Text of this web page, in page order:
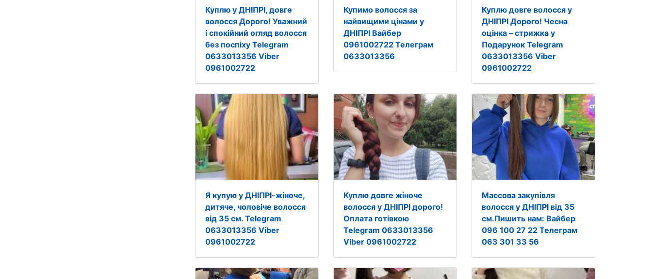
Куплю у ДНІПРІ, довге
волосся Дорого! Уважний
і спокійний огляд волосся
без поспіху Telegram
0633013356 Viber
0961002722
Купимо волосся за
найвищими цінами у
ДНІПРІ Вайбер
0961002722 Телеграм
0633013356
Куплю довге волосся у
ДНІПРІ Дорого! Чесна
оцінка – стрижка у
Подарунок Telegram
0633013356 Viber
0961002722
Я купую у ДНІПРІ-жіноче,
дитяче, чоловіче волосся
від 35 см. Telegram
0633013356 Viber
0961002722
Куплю довге жіноче
волосся у ДНІПРІ дорого!
Оплата готівкою
Telegram 0633013356
Viber 0961002722
Массова закупівля
волосся у ДНІПРІ від 35
см.Пишить нам: Вайбер
096 100 27 22 Телеграм
063 301 33 56